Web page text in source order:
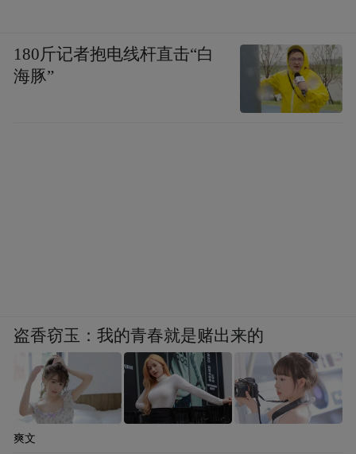
180斤记者抱电线杆直击“白
海豚”
盗香窃玉：我的青春就是赌出来的
爽文